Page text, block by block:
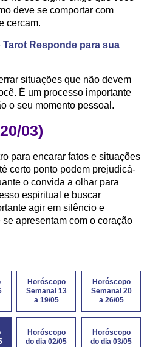
deve se comportar com
cercam.
Responde para sua
situações que não devem
É um processo importante
o seu momento pessoal.
03)
para encarar fatos e situações
certo ponto podem prejudicá-
o convida a olhar para
espiritual e buscar
agir em silêncio e
apresentam com o coração
Horóscopo
Semanal 13
a 19/05
Horóscopo
Semanal 20
a 26/05
Horóscopo
do dia 02/05
Horóscopo
do dia 03/05